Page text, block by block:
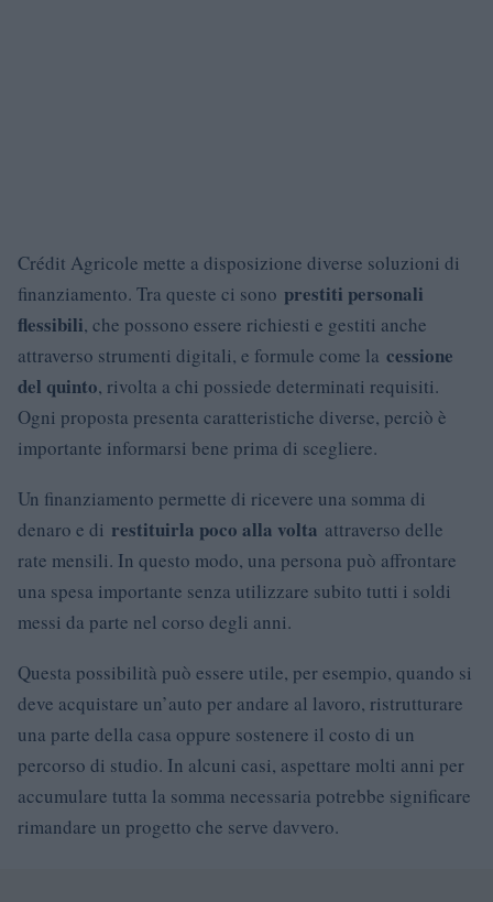
Crédit Agricole mette a disposizione diverse soluzioni di
finanziamento. Tra queste ci sono prestiti personali
flessibili, che possono essere richiesti e gestiti anche
attraverso strumenti digitali, e formule come la cessione
del quinto, rivolta a chi possiede determinati requisiti.
Ogni proposta presenta caratteristiche diverse, perciò è
importante informarsi bene prima di scegliere.
Un finanziamento permette di ricevere una somma di
denaro e di restituirla poco alla volta attraverso delle
rate mensili. In questo modo, una persona può affrontare
una spesa importante senza utilizzare subito tutti i soldi
messi da parte nel corso degli anni.
Questa possibilità può essere utile, per esempio, quando si
deve acquistare un’auto per andare al lavoro, ristrutturare
una parte della casa oppure sostenere il costo di un
percorso di studio. In alcuni casi, aspettare molti anni per
accumulare tutta la somma necessaria potrebbe significare
rimandare un progetto che serve davvero.